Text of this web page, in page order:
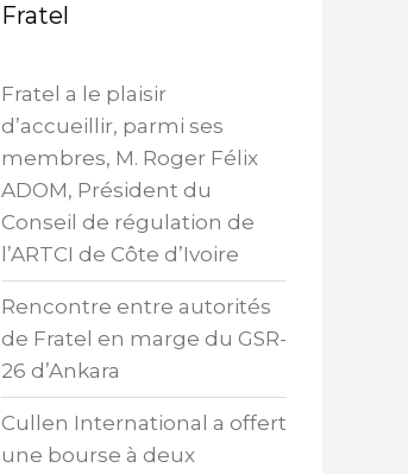
Fratel
Fratel a le plaisir
d’accueillir, parmi ses
membres, M. Roger Félix
ADOM, Président du
Conseil de régulation de
l’ARTCI de Côte d’Ivoire
Rencontre entre autorités
de Fratel en marge du GSR-
26 d’Ankara
Cullen International a offert
une bourse à deux